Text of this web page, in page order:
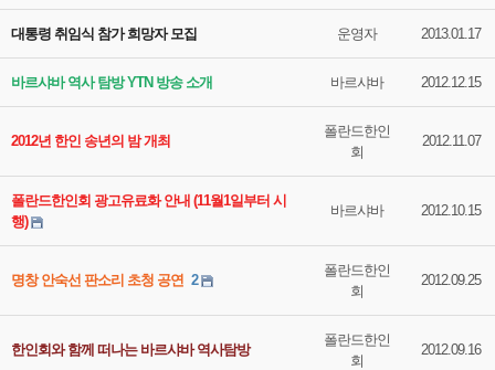
대통령 취임식 참가 희망자 모집 운영자 2013.01.17
바르샤바 역사 탐방 YTN 방송 소개 바르샤바 2012.12.15
2012년 한인 송년의 밤 개최
폴란드한인
회
2012.11.07
폴란드한인회 광고유료화 안내 (11월1일부터 시
행)
바르샤바 2012.10.15
명창 안숙선 판소리 초청 공연 2
폴란드한인
회
2012.09.25
한인회와 함께 떠나는 바르샤바 역사탐방
폴란드한인
회
2012.09.16